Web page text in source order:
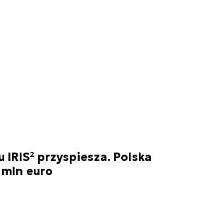
IRIS² przyspiesza. Polska
euro